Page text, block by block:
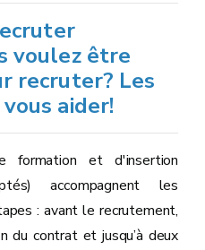
voulez être
recruter? Les
aider!
formation et d'insertion
accompagnent les
: avant le recrutement,
du contrat et jusqu’à deux